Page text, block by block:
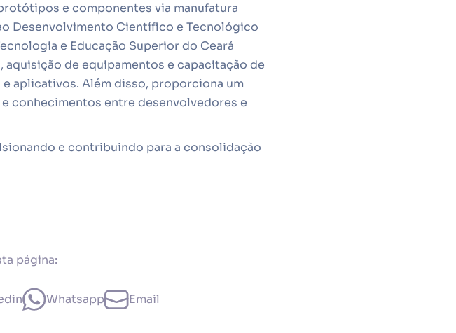
e componentes via manufatura
Desenvolvimento Científico e Tecnológico
e Educação Superior do Ceará
aquisição de equipamentos e capacitação de
aplicativos. Além disso, proporciona um
conhecimentos entre desenvolvedores e
e contribuindo para a consolidação
página:
Whatsapp Email